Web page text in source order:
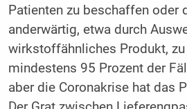
Patienten zu beschaffen oder
anderwärtig, etwa durch
wirkstoffähnliches Produkt, zu
mindestens 95 Prozent der
aber die Coronakrise hat das